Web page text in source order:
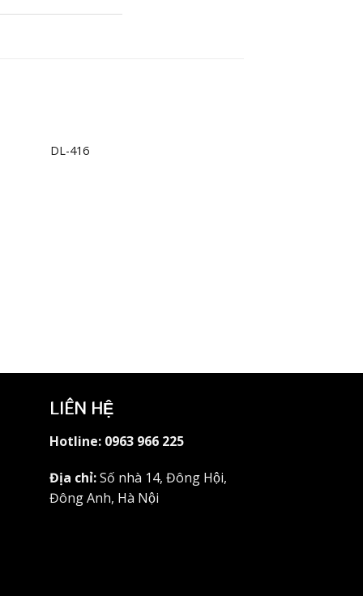
DL-416
LIÊN HỆ
Hotline: 0963 966 225
Địa chỉ:Số nhà 14, Đông Hội,
Đông Anh, Hà Nội